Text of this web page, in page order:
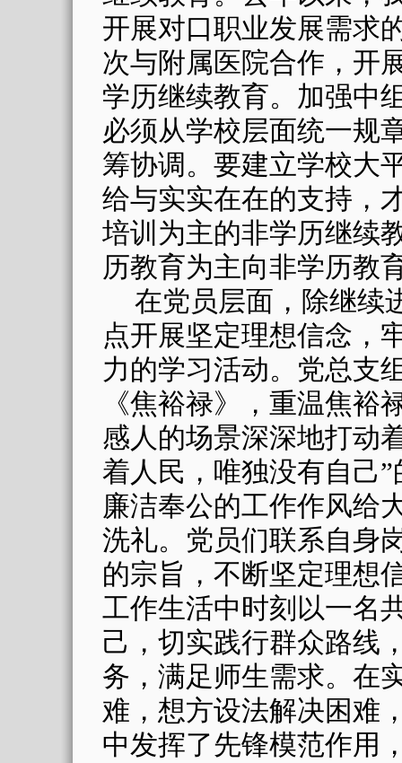
开展对口职业发展需求
次与附属医院合作，开
学历继续教育。加强中
必须从学校层面统一规
筹协调。要建立学校大
给与实实在在的支持，
培训为主的非学历继续
历教育为主向非学历教
在党员层面，除继续
点开展坚定理想信念，
力的学习活动。党总支
《焦裕禄》，重温焦裕
感人的场景深深地打动
着人民，唯独没有自己
廉洁奉公的工作作风给
洗礼。党员们联系自身
的宗旨，不断坚定理想
工作生活中时刻以一名
己，切实践行群众路线
务，满足师生需求。在
难，想方设法解决困难
中发挥了先锋模范作用